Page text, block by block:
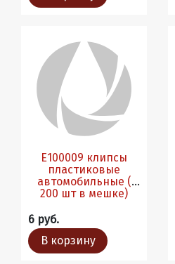
Е100009 клипсы
пластиковые
автомобильные (
200 шт в мешке)
6 руб.
В корзину